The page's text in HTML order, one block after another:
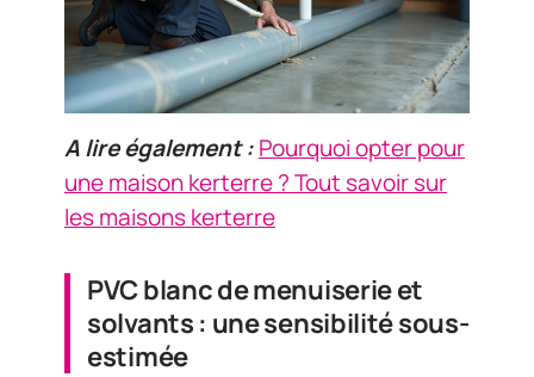
A lire également :Pourquoi opter pour
une maison kerterre ? Tout savoir sur
les maisons kerterre
PVC blanc de menuiserie et
solvants : une sensibilité sous-
estimée